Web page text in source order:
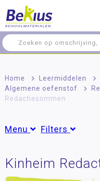
Home > Leermiddelen >
Algemene oefenstof
>
Redactiesommen
Menu Filters
Algemene oefenstof
Groepen
Groep 3
Kinheim